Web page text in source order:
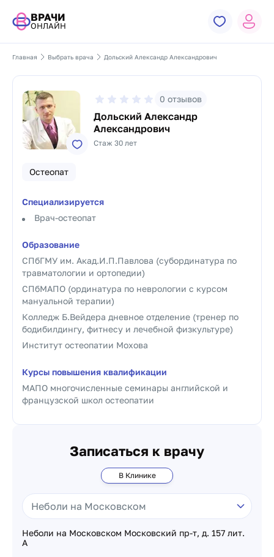
ВРАЧИ
ОНЛАЙН
Главная Выбрать врача Дольский Александр Александрович
0 отзывов
Дольский Александр
Александрович
Стаж 30 лет
Остеопат
Специализируется
Врач-остеопат
Образование
СПбГМУ им. Акад.И.П.Павлова (субординатура по
травматологии и ортопедии)
СПбМАПО (ординатура по неврологии с курсом
мануальной терапии)
Колледж Б.Вейдера дневное отделение (тренер по
бодибилдингу, фитнесу и лечебной физкультуре)
Институт остеопатии Мохова
Курсы повышения квалификации
МАПО многочисленные семинары английской и
французской школ остеопатии
Записаться к врачу
В Клинике
Неболи на Московском Московский пр-т, д. 157 лит.
А